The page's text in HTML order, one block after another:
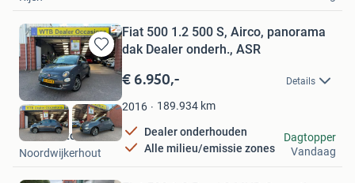
Bewaren
in
Mijn
Favorieten
Fiat 500 1.2 500 S, Airco, panorama
dak Dealer onderh., ASR
€ 6.950,- Details
2016 189.934 km
Dealer onderhouden
Alle milieu/emissie zones
W.T.B. Automotive
Noordwijkerhout
Dagtopper
Vandaag